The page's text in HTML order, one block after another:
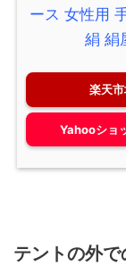
ース 女性用
絹 絹
楽天
Yahooショ
テントの外